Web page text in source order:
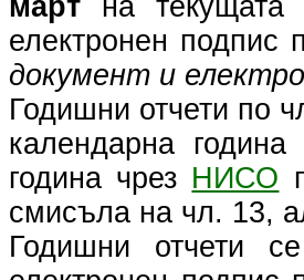
март на
електронен
документ и
Годишни отчети по
календарна
година чрез НИСО
смисъла на чл. 13,
Годишни отчети